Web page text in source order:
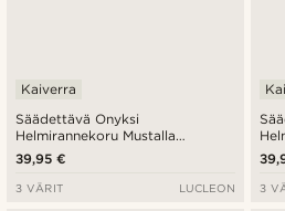
Säädettävä Onyksi
Helmirannekoru Mustalla
Teräslevyllä
Kaiverra
39,95 €
3 VÄRIT LUCLEON 3